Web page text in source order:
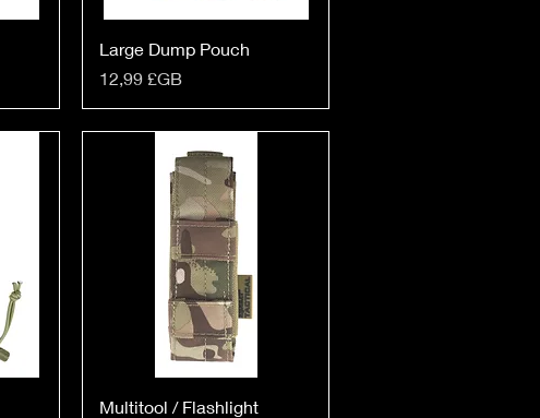
Large Dump Pouch
Prix
12,99 £GB
Multitool / Flashlight